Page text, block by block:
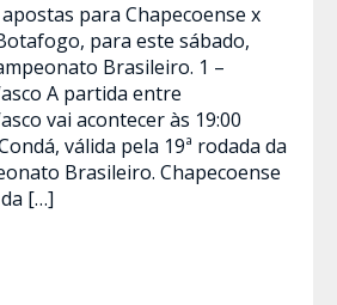
para Chapecoense x
para este sábado,
Brasileiro. 1 –
A partida entre
vai acontecer às 19:00
válida pela 19ª rodada da
Brasileiro. Chapecoense
[…]